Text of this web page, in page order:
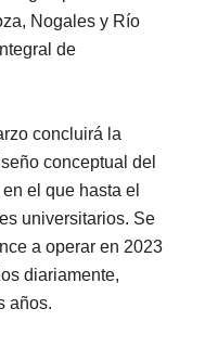
Nogales y Río
de
concluirá la
conceptual del
el que hasta el
universitarios. Se
a operar en 2023
diariamente,
años.